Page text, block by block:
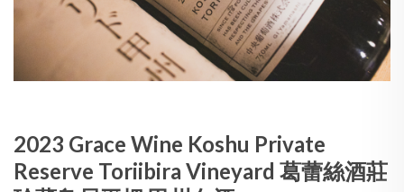
2023 Grace Wine Koshu Private
Reserve Toriibira Vineyard 葛蕾絲酒莊